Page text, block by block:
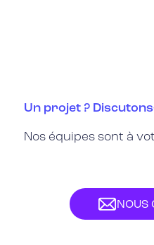
Un projet ?
Nos équipes sont à
NOUS